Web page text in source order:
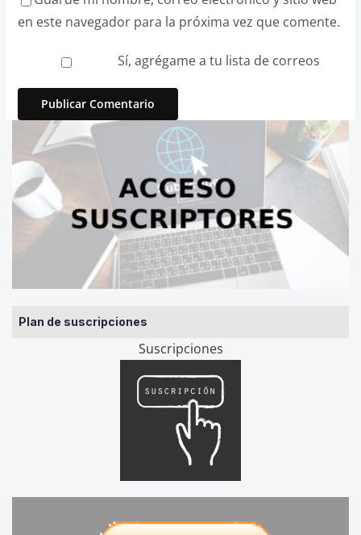
Plan de suscripciones
Suscripciones
en este navegador para la próxima vez que comente.
Sí, agrégame a tu lista de correos